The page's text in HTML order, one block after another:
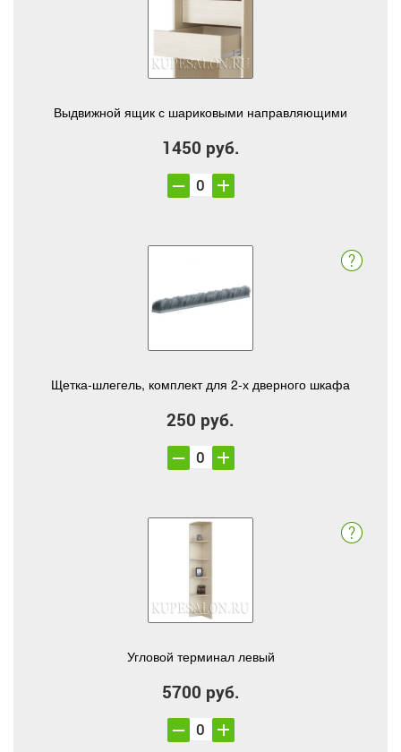
Выдвижной ящик с шариковыми направляющими
1450 руб.
Щетка-шлегель, комплект для 2-х дверного шкафа
250 руб.
Угловой терминал левый
5700 руб.